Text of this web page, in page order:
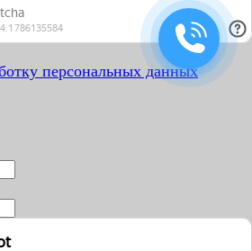
персональных данных